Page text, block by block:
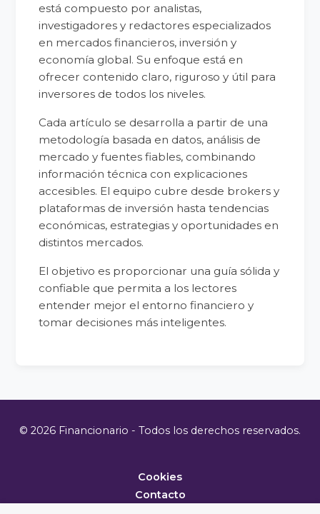
está compuesto por analistas,
investigadores y redactores especializados
en mercados financieros, inversión y
economía global. Su enfoque está en
ofrecer contenido claro, riguroso y útil para
inversores de todos los niveles.
Cada artículo se desarrolla a partir de una
metodología basada en datos, análisis de
mercado y fuentes fiables, combinando
información técnica con explicaciones
accesibles. El equipo cubre desde brokers y
plataformas de inversión hasta tendencias
económicas, estrategias y oportunidades en
distintos mercados.
El objetivo es proporcionar una guía sólida y
confiable que permita a los lectores
entender mejor el entorno financiero y
tomar decisiones más inteligentes.
© 2026 Financionario - Todos los derechos reservados.
Cookies
Contacto